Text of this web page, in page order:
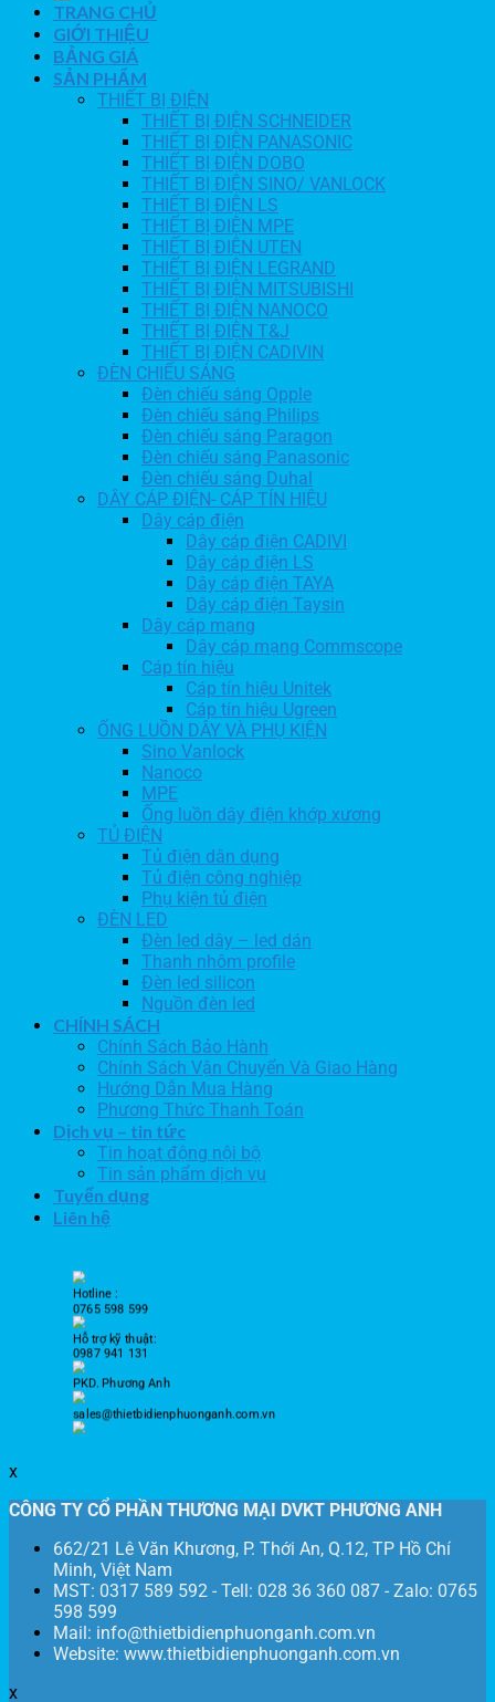
TRANG CHỦ
GIỚI THIỆU
BẢNG GIÁ
SẢN PHẨM
THIẾT BỊ ĐIỆN
THIẾT BỊ ĐIỆN SCHNEIDER
THIẾT BỊ ĐIỆN PANASONIC
THIẾT BỊ ĐIỆN DOBO
THIẾT BỊ ĐIỆN SINO/ VANLOCK
THIẾT BỊ ĐIỆN LS
THIẾT BỊ ĐIỆN MPE
THIẾT BỊ ĐIỆN UTEN
THIẾT BỊ ĐIỆN LEGRAND
THIẾT BỊ ĐIỆN MITSUBISHI
THIẾT BỊ ĐIỆN NANOCO
THIẾT BỊ ĐIỆN T&J
THIẾT BỊ ĐIỆN CADIVIN
ĐÈN CHIẾU SÁNG
Đèn chiếu sáng Opple
Đèn chiếu sáng Philips
Đèn chiếu sáng Paragon
Đèn chiếu sáng Panasonic
Đèn chiếu sáng Duhal
DÂY CÁP ĐIỆN- CÁP TÍN HIỆU
Dây cáp điện
Dây cáp điện CADIVI
Dây cáp điện LS
Dây cáp điện TAYA
Dây cáp điện Taysin
Dây cáp mạng
Dây cáp mạng Commscope
Cáp tín hiệu
Cáp tín hiệu Unitek
Cáp tín hiệu Ugreen
ỐNG LUỒN DÂY VÀ PHỤ KIỆN
Sino Vanlock
Nanoco
MPE
Ống luồn dây điện khớp xương
TỦ ĐIỆN
Tủ điện dân dụng
Tủ điện công nghiệp
Phụ kiện tủ điện
ĐÈN LED
Đèn led dây – led dán
Thanh nhôm profile
Đèn led silicon
Nguồn đèn led
CHÍNH SÁCH
Chính Sách Bảo Hành
Chính Sách Vận Chuyển Và Giao Hàng
Hướng Dẫn Mua Hàng
Phương Thức Thanh Toán
Dịch vụ – tin tức
Tin hoạt động nội bộ
Tin sản phẩm dịch vụ
Tuyển dụng
Liên hệ
Hotline :
0765 598 599
Hỗ trợ kỹ thuật:
0987 941 131
PKD. Phương Anh
sales@thietbidienphuonganh.com.vn
x
CÔNG TY CỔ PHẦN THƯƠNG MẠI DVKT PHƯƠNG ANH
662/21 Lê Văn Khương, P. Thới An, Q.12, TP Hồ Chí
Minh, Việt Nam
MST: 0317 589 592 - Tell: 028 36 360 087 - Zalo: 0765
598 599
Mail: info@thietbidienphuonganh.com.vn
Website: www.thietbidienphuonganh.com.vn
x